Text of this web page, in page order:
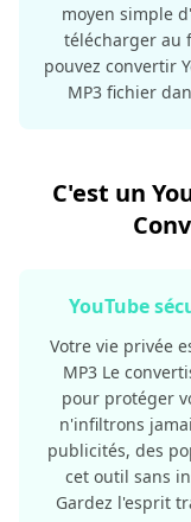
moyen simple
télécharger au
pouvez convertir
MP3 fichier
C'est un
YouTube
Votre vie privée
MP3 Le
pour protéger
n'infiltrons
publicités, des
cet outil sans
Gardez l'esprit